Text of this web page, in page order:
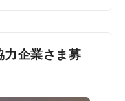
力企業さま募